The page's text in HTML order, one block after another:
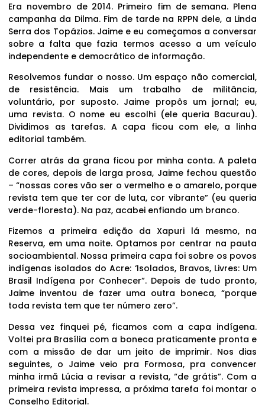
Era novembro de 2014. Primeiro fim de semana. Plena
campanha da Dilma. Fim de tarde na RPPN dele, a Linda
Serra dos Topázios. Jaime e eu começamos a conversar
sobre a falta que fazia termos acesso a um veículo
independente e democrático de informação.
Resolvemos fundar o nosso. Um espaço não comercial,
de resistência. Mais um trabalho de militância,
voluntário, por suposto. Jaime propôs um jornal; eu,
uma revista. O nome eu escolhi (ele queria Bacurau).
Dividimos as tarefas. A capa ficou com ele, a linha
editorial também.
Correr atrás da grana ficou por minha conta. A paleta
de cores, depois de larga prosa, Jaime fechou questão
– “nossas cores vão ser o vermelho e o amarelo, porque
revista tem que ter cor de luta, cor vibrante” (eu queria
verde-floresta). Na paz, acabei enfiando um branco.
Fizemos a primeira edição da Xapuri lá mesmo, na
Reserva, em uma noite. Optamos por centrar na pauta
socioambiental. Nossa primeira capa foi sobre os povos
indígenas isolados do Acre: ‘Isolados, Bravos, Livres: Um
Brasil Indígena por Conhecer”. Depois de tudo pronto,
Jaime inventou de fazer uma outra boneca, “porque
toda revista tem que ter número zero”.
Dessa vez finquei pé, ficamos com a capa indígena.
Voltei pra Brasília com a boneca praticamente pronta e
com a missão de dar um jeito de imprimir. Nos dias
seguintes, o Jaime veio pra Formosa, pra convencer
minha irmã Lúcia a revisar a revista, “de grátis”. Com a
primeira revista impressa, a próxima tarefa foi montar o
Conselho Editorial.